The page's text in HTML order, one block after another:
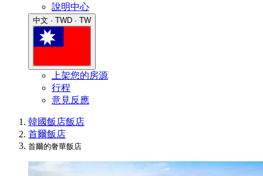
說明中心
中文 · TWD · TW
上架您的房源
行程
意見反應
韓國飯店飯店
首爾飯店
首爾的奢華飯店